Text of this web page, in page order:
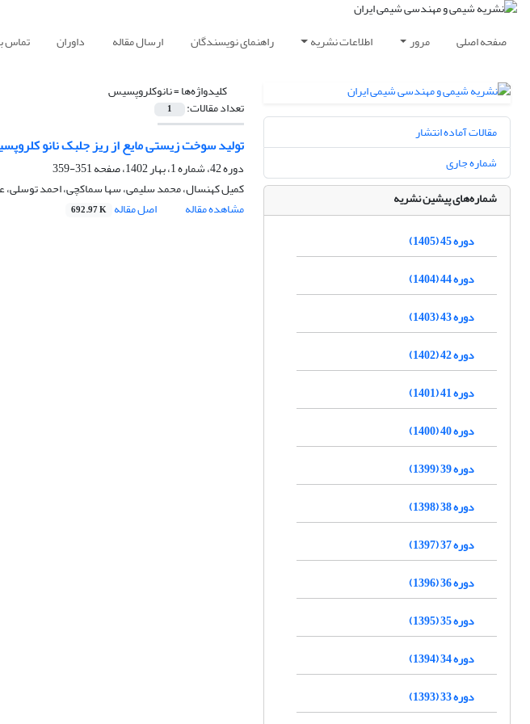
صفحه اصلی مرور اطلاعات نشریه راهنمای نویسندگان ارسال مقاله داوران تماس
کلیدواژه‌ها =نانوکلروپسیس
تعداد مقالات: 1
تولید سوخت زیستی مایع از ریز جلبک نانو
دوره 42، شماره 1، بهار 1402، صفحه
351-359
کمیل کهنسال، محمد سلیمی، سها سماکچی، احمد توسلی،
مشاهده مقاله
اصل مقاله 692.97 K
مقالات آماده انتشار
شماره جاری
شماره‌های پیشین نشریه
دوره 45 (1405)
دوره 44 (1404)
دوره 43 (1403)
دوره 42 (1402)
دوره 41 (1401)
دوره 40 (1400)
دوره 39 (1399)
دوره 38 (1398)
دوره 37 (1397)
دوره 36 (1396)
دوره 35 (1395)
دوره 34 (1394)
دوره 33 (1393)